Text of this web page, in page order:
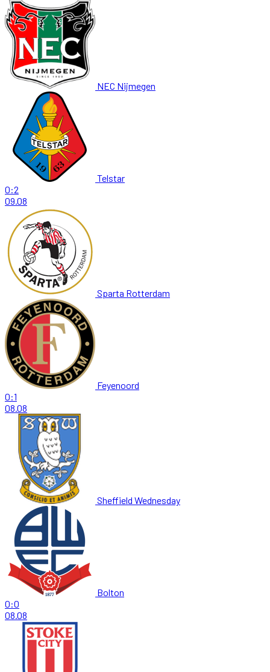
NEC Nijmegen
Telstar
0:2
09.08
Sparta Rotterdam
Feyenoord
0:1
08.08
Sheffield Wednesday
Bolton
0:0
08.08